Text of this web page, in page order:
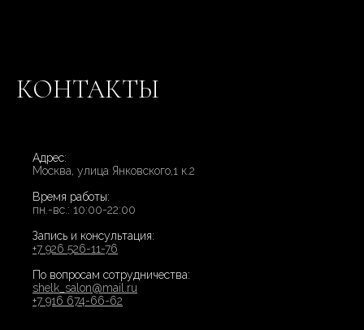
КОНТАКТЫ
Адрес:
Москва, улица Янковского,1 к.2
Время работы:
пн.-вс.: 10:00-22:00
Запись и консультация:
+7 926 526-11-76
По вопросам сотрудничества:
shelk_salon@mail.ru
+7 916 674-66-62